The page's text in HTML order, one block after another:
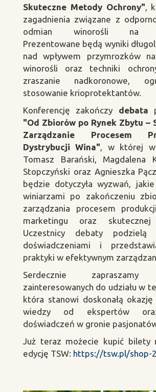
Skuteczne Metody Ochrony",
zagadnienia związane z
odmian winorośli na
Prezentowane będą wyniki
nad wpływem przymrozków
winorośli oraz techniki
zraszanie nadkoronowe,
stosowanie krioprotektantów.
Konferencję zakończy debata
"Od Zbiorów po Rynek Zbytu –
Zarządzanie Procesem
Dystrybucji Wina", w której
Tomasz Barański, Magdalena
Stopczyński oraz Agnieszka
będzie dotyczyła wyzwań,
winiarzami po zakończeniu
zarządzania procesem
marketingu oraz skutecznej
Uczestnicy debaty
doświadczeniami i
praktyki w efektywnym
Serdecznie zapraszamy
zainteresowanych do udziału w
która stanowi doskonałą
wiedzy od ekspertów
doświadczeń w gronie
Już teraz możecie kupić bilety
edycję TSW: https://tsw.pl/shop-2